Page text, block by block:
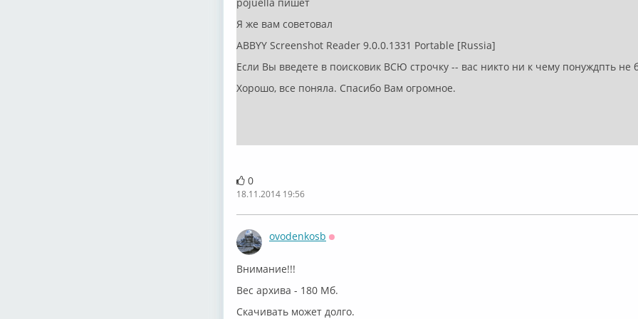
Я же вам советовал
ABBYY Screenshot Reader 9.0.0.1331 Portable [Russia]
Если Вы введете в поисковик ВСЮ строчку -- вас никто ни к чему понуждпть не
Хорошо, все поняла. Спасибо Вам огромное.
0
18.11.2014 19:56
ovodenkosb
Внимание!!!
Вес архива - 180 Мб.
Скачивать может долго.